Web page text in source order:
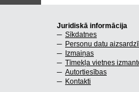
Juridiskā informācija
Sīkdatnes
Personu datu
Izmaiņas
Tīmekļa vietnes
Autortiesības
Kontakti